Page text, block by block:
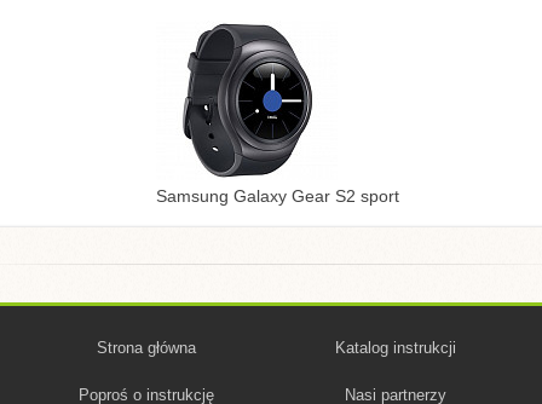
Samsung Galaxy Gear S2 sport
Strona główna Katalog instrukcji
Poproś o instrukcję Nasi partnerzy